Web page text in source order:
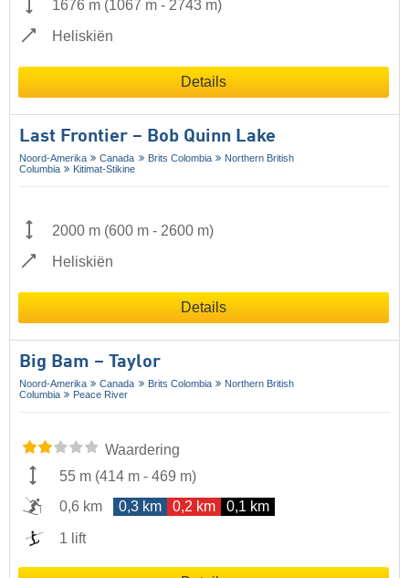
1676 m (1067 m - 2743 m)
Heliskiën
Details
Last Frontier – Bob Quinn Lake
Noord-Amerika Canada Brits Colombia
Northern British
Columbia
Kitimat-Stikine
2000 m (600 m - 2600 m)
Heliskiën
Details
Big Bam – Taylor
Noord-Amerika Canada Brits Colombia
Northern British
Columbia
Peace River
Waardering
55 m (414 m - 469 m)
0,6 km
0,3 km 0,2 km 0,1 km
1 lift